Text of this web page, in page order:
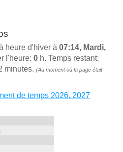
heure d'hiver à 07:14, Mardi,
l'heure: 0h. Temps restant:
minutes. (Au moment où la page était
de temps 2026, 2027